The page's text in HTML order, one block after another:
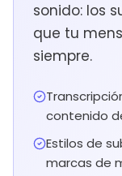
sonido: los
que tu
siempre.
contenido
Estilos de
marcas de